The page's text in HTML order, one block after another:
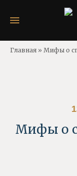
Главная » Мифы о
Мифы о